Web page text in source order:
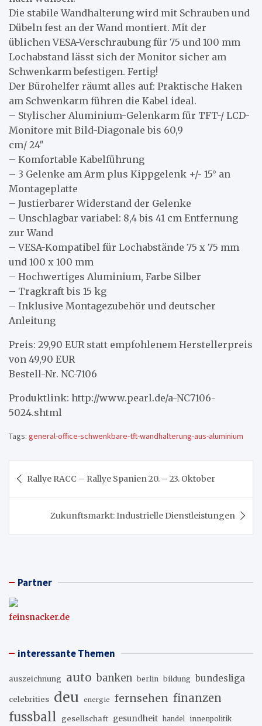
Die stabile Wandhalterung wird mit Schrauben und
Dübeln fest an der Wand montiert. Mit der
üblichen VESA-Verschraubung für 75 und 100 mm
Lochabstand lässt sich der Monitor sicher am
Schwenkarm befestigen. Fertig!
Der Bürohelfer räumt alles auf: Praktische Haken
am Schwenkarm führen die Kabel ideal.
– Stylischer Aluminium-Gelenkarm für TFT-/ LCD-
Monitore mit Bild-Diagonale bis 60,9
cm/ 24″
– Komfortable Kabelführung
– 3 Gelenke am Arm plus Kippgelenk +/- 15° an
Montageplatte
– Justierbarer Widerstand der Gelenke
– Unschlagbar variabel: 8,4 bis 41 cm Entfernung
zur Wand
– VESA-Kompatibel für Lochabstände 75 x 75 mm
und 100 x 100 mm
– Hochwertiges Aluminium, Farbe Silber
– Tragkraft bis 15 kg
– Inklusive Montagezubehör und deutscher
Anleitung
Preis: 29,90 EUR statt empfohlenem Herstellerpreis
von 49,90 EUR
Bestell-Nr. NC-7106
Produktlink: http://www.pearl.de/a-NC7106-
5024.shtml
Tags: general-office-schwenkbare-tft-wandhalterung-aus-aluminium
Rallye RACC – Rallye Spanien 20. – 23. Oktober
Zukunftsmarkt: Industrielle Dienstleistungen
Partner
feinsnacker.de
interessante Themen
auszeichnung auto banken berlin bildung bundesliga
celebrities deu energie fernsehen finanzen
fussball gesellschaft gesundheit handel innenpolitik